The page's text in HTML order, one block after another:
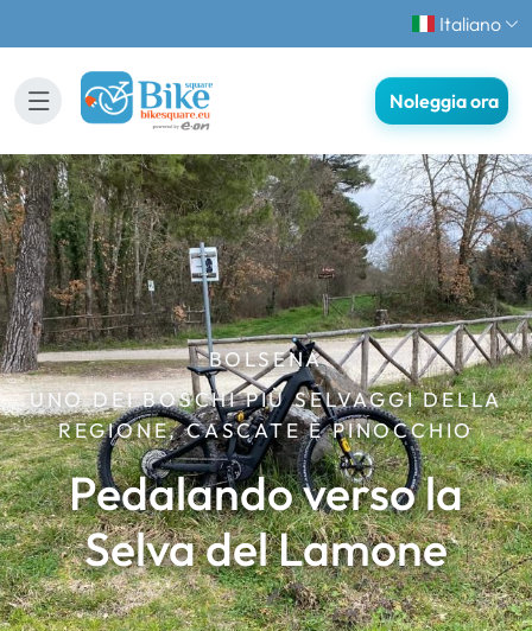
Italiano
Noleggia ora
BOLSENA
UNO DEI BOSCHI PIÙ SELVAGGI DELLA
REGIONE, CASCATE E PINOCCHIO
Pedalando verso la
Selva del Lamone